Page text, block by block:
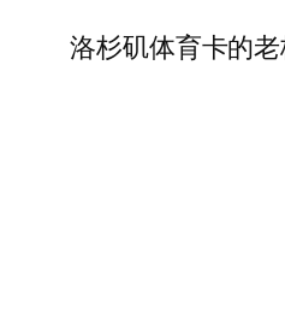
洛杉矶体育卡的